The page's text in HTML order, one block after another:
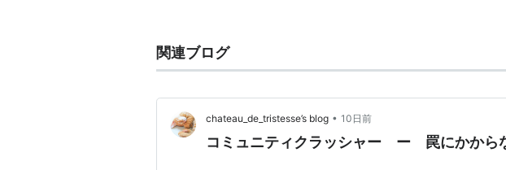
関連ブログ
chateau_de_tristesse’s blog • 10日前
コミュニティクラッシャー ー 罠にかか